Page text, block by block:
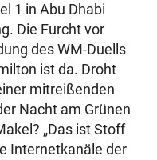
1 in Abu Dhabi
Die Furcht vor
des WM-Duells
ist da. Droht
mitreißenden
Nacht am Grünen
„Das ist Stoff
Internetkanäle der